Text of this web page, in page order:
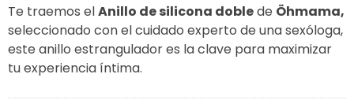
Te traemos elAnillo de silicona doblede Öhmama,
seleccionado con el cuidado experto de una sexóloga,
este anillo estrangulador es la clave para maximizar
tu experiencia íntima.